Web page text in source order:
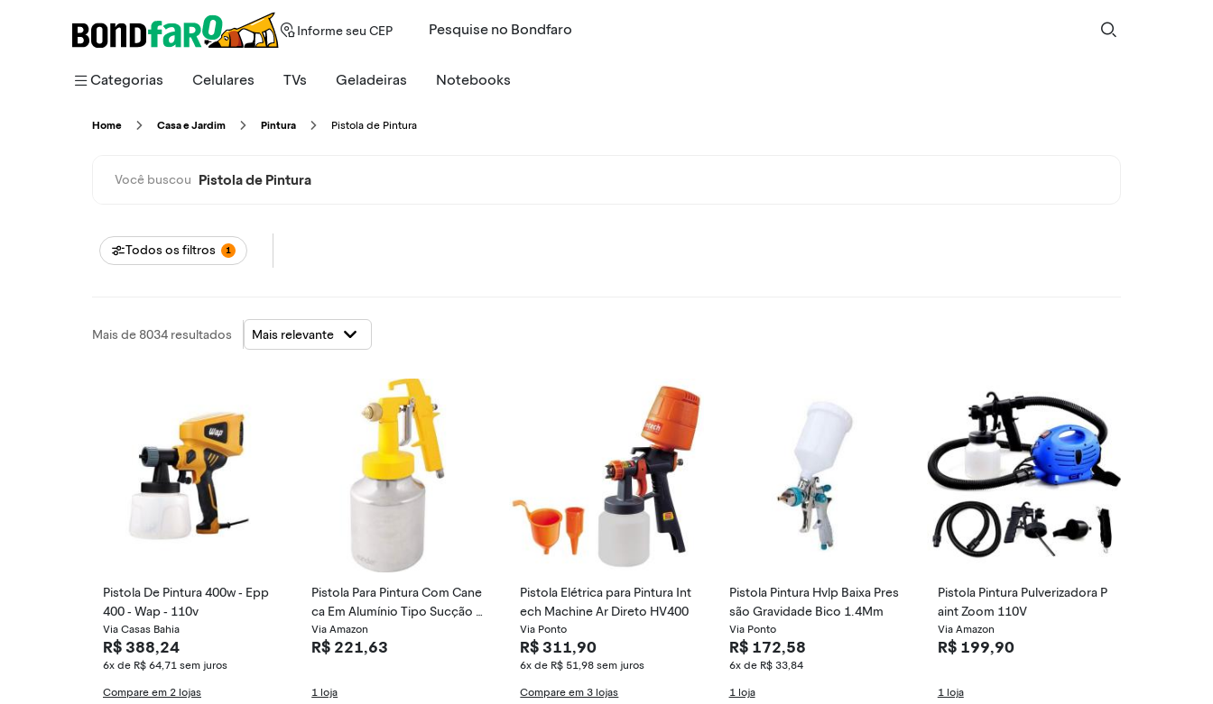
Informe seu CEP
Pesquise
Categorias Celulares TVs Geladeiras Notebooks
Home Casa e Jardim Pintura Pistola de Pintura
Você buscou Pistola de Pintura
Todos os filtros 1
Mais de 8034 resultados
Pistola De Pintura 400w - Epp
400 - Wap - 110v
Via Casas Bahia
R$ 388,24
6x de R$ 64,71 sem juros
Compare em 2 lojas
Pistola Para Pintura Com Cane
ca Em Alumínio Tipo Sucção A
r Direto Pdv 100, Vonder Vdo
3115 Vonder
Via Amazon
R$ 221,63
1 loja
Pistola Elétrica para Pintura Int
ech Machine Ar Direto HV400
Via Ponto
R$ 311,90
6x de R$ 51,98 sem juros
Compare em 3 lojas
Pistola Pintura Hvlp Baixa Pres
são Gravidade Bico 1.4Mm
Via Ponto
R$ 172,58
6x de R$ 33,84
1 loja
Pistola Pintura Pulverizadora P
aint Zoom 110V
Via Amazon
R$ 199,90
1 loja